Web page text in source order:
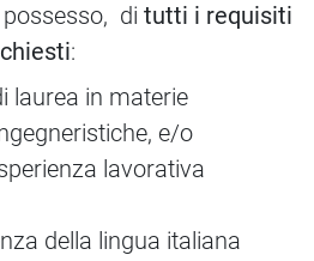
di tutti i requisiti
:
laurea in materie
e/o
lavorativa
della lingua italiana